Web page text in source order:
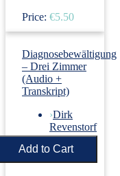
Price: €5.50
Diagnosebewältigung
– Drei Zimmer
(Audio +
Transkript)
›Dirk
Revenstorf
Price: €5.50